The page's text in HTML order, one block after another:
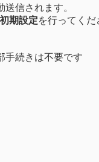
信されます。
期設定を行ってくだ
手続きは不要です​